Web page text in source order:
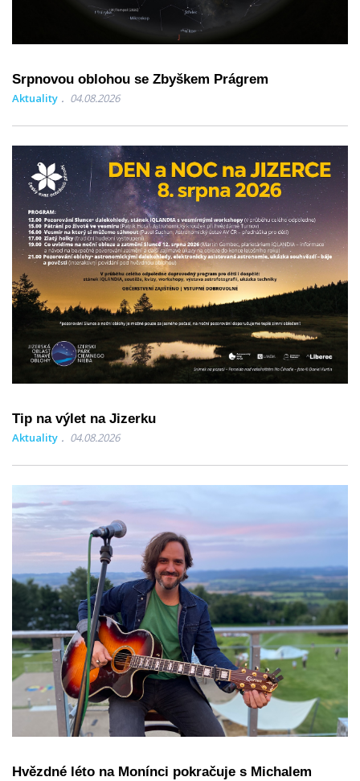
Srpnovou oblohou se Zbyškem Prágrem
Aktuality 04.08.2026
Tip na výlet na Jizerku
Aktuality 04.08.2026
Hvězdné léto na Monínci pokračuje s Michalem